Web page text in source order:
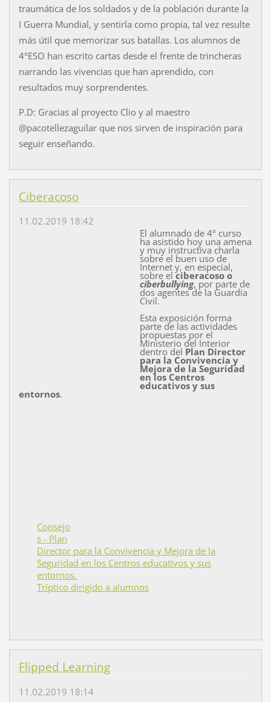
traumática de los soldados y de la población durante la
I Guerra Mundial, y sentirla como propia, tal vez resulte
más útil que memorizar sus batallas. Los alumnos de
4°ESO han escrito cartas desde el frente de trincheras
narrando las vivencias que han aprendido, con
resultados muy sorprendentes.
P.D: Gracias al proyecto Clio y al maestro
@pacotellezaguilar que nos sirven de inspiración para
seguir enseñando.
Ciberacoso
11.02.2019 18:42
El alumnado de 4º curso
ha asistido hoy una amena
y muy instructiva charla
sobre el buen uso de
Internet y, en especial,
sobre elciberacoso o
ciberbullying, por parte de
dos agentes de la Guardia
Civil.
Esta exposición forma
parte de las actividades
propuestas por el
Ministerio del Interior
dentro del Plan Director
para la Convivencia y
Mejora de la Seguridad
en los Centros
educativos y sus
entornos.
Consejo
s - Plan
Director para la Convivencia y Mejora de la
Seguridad en los Centros educativos y sus
entornos.
Tríptico dirigido a alumnos
Flipped Learning
11.02.2019 18:14